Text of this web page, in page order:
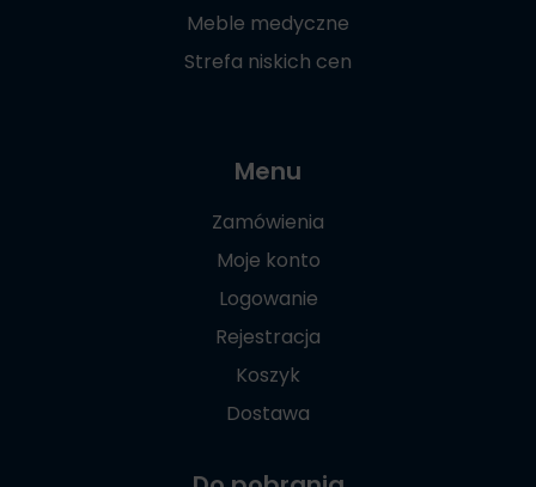
Meble medyczne
Strefa niskich cen
Menu
Zamówienia
Moje konto
Logowanie
Rejestracja
Koszyk
Dostawa